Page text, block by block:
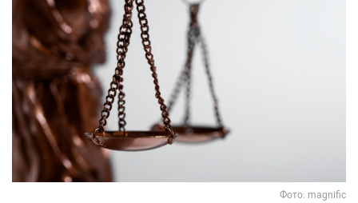
Фото: magnific